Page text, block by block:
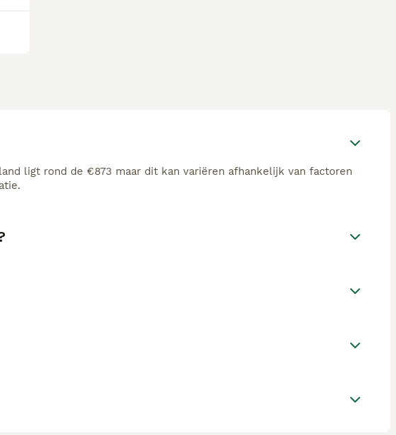
ligt rond de €873 maar dit kan variëren afhankelijk van factoren